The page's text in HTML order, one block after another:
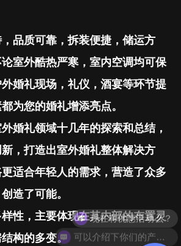
品质可靠，拆装便捷，储运方
室外酷热严寒，室内空调均可保
婚礼现场，礼仪，酒宴等环节提
为您的婚礼增添亮点。
婚礼领域十几年的探索和总结，
，打造出室外婚礼整体解决方
适合年轻人的需求，营造了众多
造了可能。
性，主要体现在其内部的布置灵
构的多变。
现在有优惠活动么？